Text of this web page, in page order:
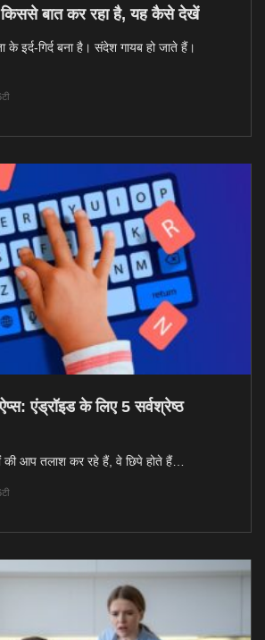
बात कर रहा है, यह कैसे देखें
के इर्द-गिर्द बना है। संदेश गायब हो जाते हैं।
एंड्रॉइड के लिए 5 सर्वश्रेष्ठ
की आप तलाश कर रहे हैं, वे छिपे होते हैं…